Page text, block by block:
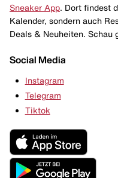
Sneaker App . Dort findest
Kalender, sondern auch
Deals & Neuheiten. Schau
Social Media
Instagram
Telegram
Tiktok